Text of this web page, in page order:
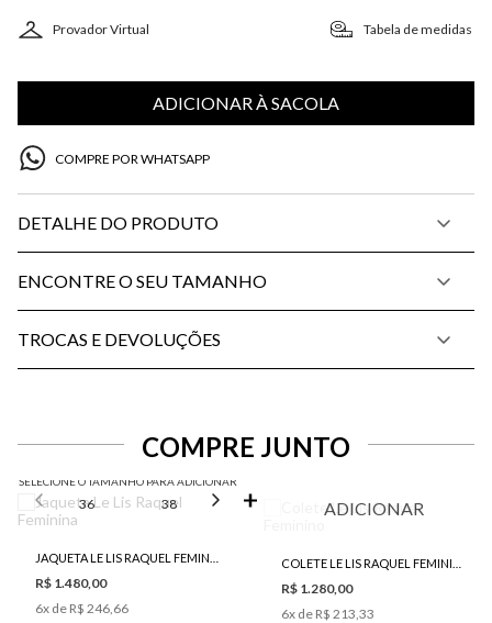
Provador Virtual Tabela de medidas
ADICIONAR À SACOLA
COMPRE POR WHATSAPP
DETALHE DO PRODUTO
ENCONTRE O SEU TAMANHO
TROCAS E DEVOLUÇÕES
COMPRE JUNTO
SELECIONE O TAMANHO PARA ADICIONAR
36 38 40 42 44
R$ 1.480,00
6x de R$ 246,66
ADICIONAR
R$ 1.280,00
6x de R$ 213,33